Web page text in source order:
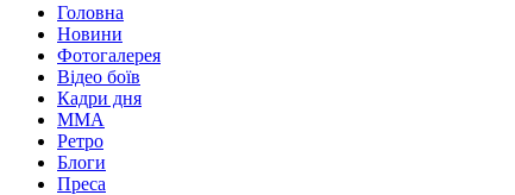
Головна
Новини
Фотогалерея
Відео боїв
Кадри дня
ММА
Ретро
Блоги
Преса